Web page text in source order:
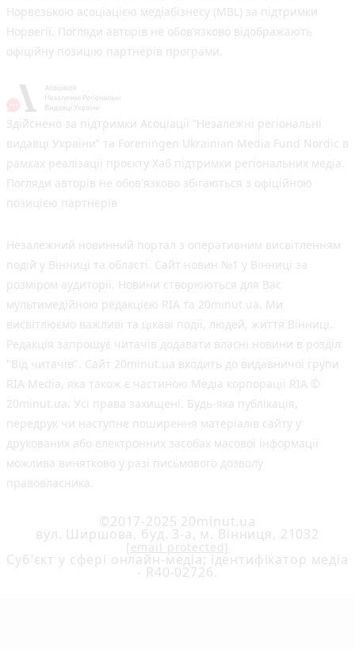
Норвезькою асоціацією медіабізнесу (MBL) за підтримки
Норвегії. Погляди авторів не обов’язково відображають
офіційну позицію партнерів програми.
Здійснено за підтримки Асоціації “Незалежні регіональні
видавці України” та Foreningen Ukrainian Media Fund Nordic в
рамках реалізації проєкту Хаб підтримки регіональних медіа.
Погляди авторів не обов'язково збігаються з офіційною
позицією партнерів
Незалежний новинний портал з оперативним висвітленням
подій у Вінниці та області. Сайт новин №1 у Вінниці за
розміром аудиторії. Новини створюються для Вас
мультимедійною редакцією RIA та 20minut.ua. Ми
висвітлюємо важливі та цікаві події, людей, життя Вінниці.
Редакція запрошує читачів додавати власні новини в розділ
"Від читачів". Сайт 20minut.ua входить до видавничої групи
RIA Media, яка також є частиною Медіа корпорації RIA ©
20minut.ua. Усі права захищені. Будь-яка публiкацiя,
передрук чи наступне поширення матеріалів сайту у
друкованих або електронних засобах масової інформації
можлива винятково у разі письмового дозволу
правовласника.
©2017-2025 20minut.ua
вул. Ширшова, буд. 3-а, м. Вінниця, 21032
[email protected]
Cуб'єкт у сфері онлайн-медіа; ідентифікатор медіа
- R40-02726.